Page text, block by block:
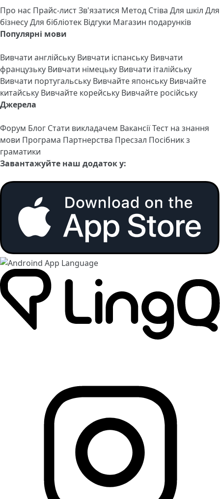
Про нас Прайс-листЗв'язатися Метод Стіва Для шкіл Для
бізнесуДля бібліотек Відгуки Магазин подарунків
Популярні мови
Вивчати англійську Вивчати іспанську Вивчати
французьку Вивчати німецьку Вивчати італійську
Вивчати португальську Вивчайте японську Вивчайте
китайську Вивчайте корейську Вивчайте російську
Джерела
Форум Блог Стати викладачем ВакансіїТест на знання
мови Програма Партнерства Пресзал Посібник з
граматики
Завантажуйте наш додаток у: